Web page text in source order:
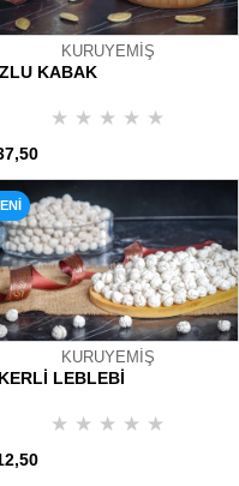
KURUYEMİŞ
KABAK
★ ★ ★ ★ ★
KURUYEMİŞ
LEBLEBİ
★ ★ ★ ★ ★